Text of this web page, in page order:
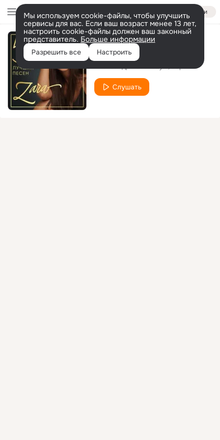
Войти
Мы используем cookie-файлы, чтобы улучшить
сервисы для вас. Если ваш возраст менее 13 лет,
настроить cookie-файлы должен ваш законный
представитель. Больше информации
Разрешить все Настроить
Любовь на бис
Слушать